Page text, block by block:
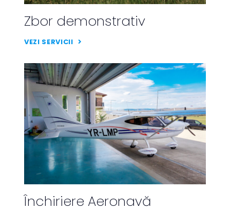
Zbor demonstrativ
VEZI SERVICII
Închiriere Aeronavă